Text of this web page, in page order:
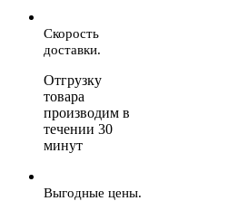
Скорость
доставки.
Отгрузку
товара
производим в
течении 30
минут
Выгодные цены.